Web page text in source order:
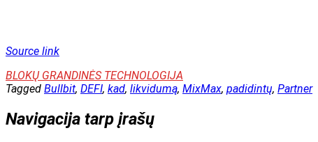
Source link
BLOKŲ GRANDINĖS TECHNOLOGIJA
Tagged Bullbit, DEFI, kad, likvidumą, MixMax, padidintų, Partner
Navigacija tarp įrašų